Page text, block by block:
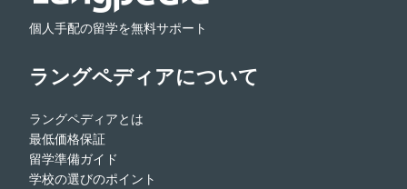
個人手配の留学を無料サポート
ラングペディアについて
ラングペディアとは
最低価格保証
留学準備ガイド
学校の選びのポイント